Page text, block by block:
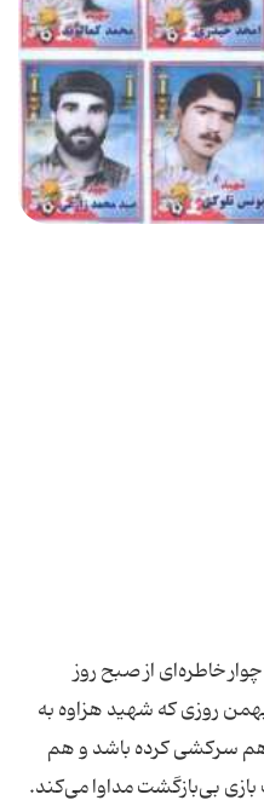
خاطره‌ای از صبح روز
را اینگونه تعریف کرد: ۲۳ بهمن روزی که شهید هزاوه به
سرکشی کرده باشد و هم
بازی بی‌بازگشت مداوا می‌کند.